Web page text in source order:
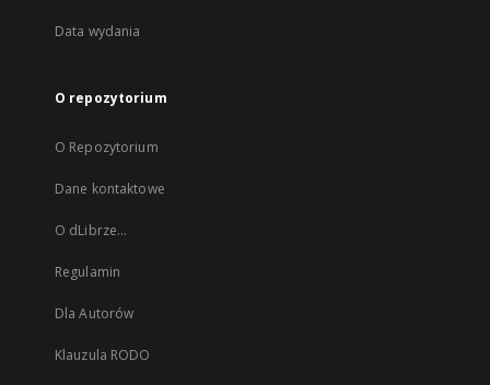
Data wydania
O repozytorium
O Repozytorium
Dane kontaktowe
O dLibrze...
Regulamin
Dla Autorów
Klauzula RODO